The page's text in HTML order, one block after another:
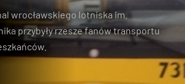
wrocławskiego lotniska im.
przybyły rzesze fanów transportu